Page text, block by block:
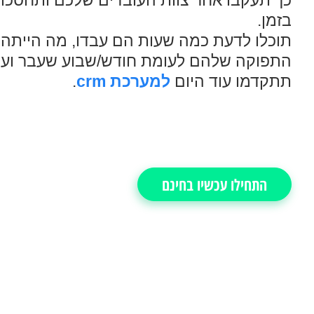
בזמן.
תוכלו לדעת כמה שעות הם עבדו, מה הייתה
התפוקה שלהם לעומת חודש/שבוע שעבר
תתקדמו עוד היום למערכת crm .
התחילו עכשיו בחינם